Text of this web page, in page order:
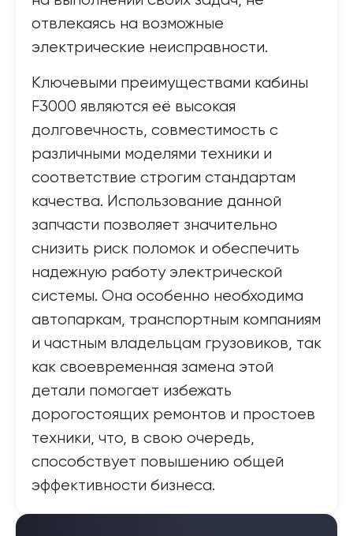
отвлекаясь на возможные
электрические неисправности.
Ключевыми преимуществами кабины
F3000 являются её высокая
долговечность, совместимость с
различными моделями техники и
соответствие строгим стандартам
качества. Использование данной
запчасти позволяет значительно
снизить риск поломок и обеспечить
надежную работу электрической
системы. Она особенно необходима
автопаркам, транспортным компаниям
и частным владельцам грузовиков, так
как своевременная замена этой
детали помогает избежать
дорогостоящих ремонтов и простоев
техники, что, в свою очередь,
способствует повышению общей
эффективности бизнеса.